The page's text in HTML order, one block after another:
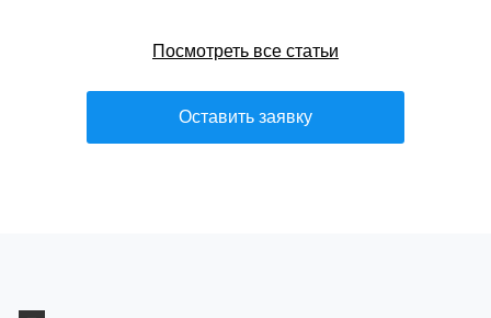
Посмотреть все статьи
Оставить заявку